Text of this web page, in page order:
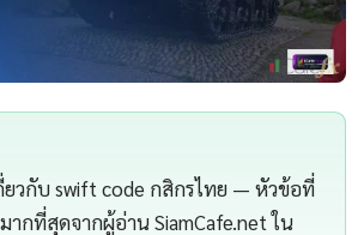
วกับ swift code กสิกรไทย — หัวข้อที่
ากที่สุดจากผู้อ่าน SiamCafe.net ใน